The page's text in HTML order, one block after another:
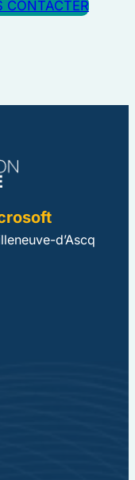
CONTACTER
d’Ascq